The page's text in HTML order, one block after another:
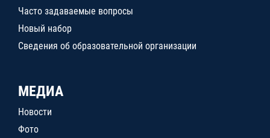
Часто задаваемые вопросы
Новый набор
Сведения об образовательной организации
МЕДИА
Новости
Фото